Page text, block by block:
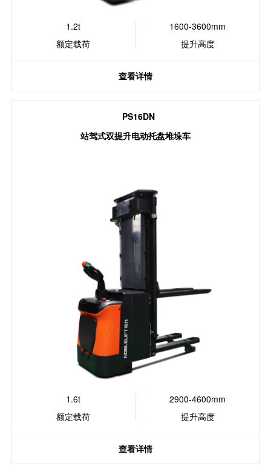
1.2t
额定载荷
1600-3600mm
提升高度
查看详情
PS16DN
站驾式双提升电动托盘堆垛车
1.6t
额定载荷
2900-4600mm
提升高度
查看详情